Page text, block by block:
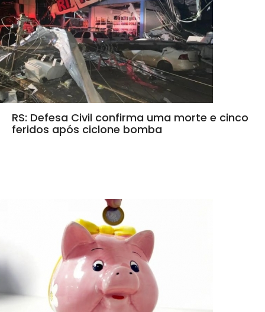
RS: Defesa Civil confirma uma morte e cinco
feridos após ciclone bomba